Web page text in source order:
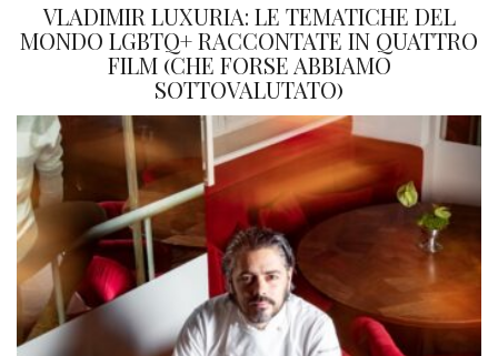
VLADIMIR LUXURIA: LE TEMATICHE DEL
MONDO LGBTQ+ RACCONTATE IN QUATTRO
FILM (CHE FORSE ABBIAMO
SOTTOVALUTATO)